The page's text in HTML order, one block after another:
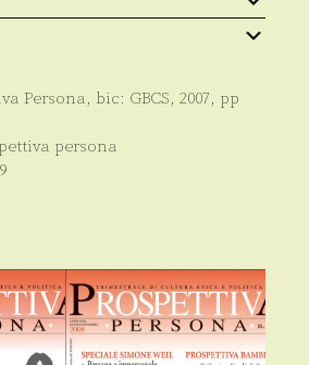
Persona, bic: GBCS, 2007, pp
persona